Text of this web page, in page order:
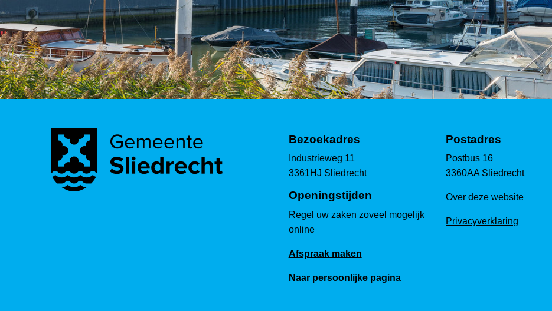
Bezoekadres
Industrieweg 11
3361HJ Sliedrecht
Openingstijden
Regel uw zaken zoveel mogelijk
online
Afspraak maken
Naar persoonlijke pagina
Postadres
Postbus 16
3360AA Sliedrecht
Over deze website
Privacyverklaring